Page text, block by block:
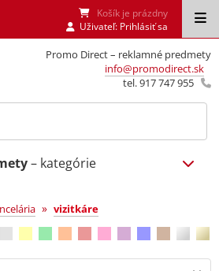
Promo Direct – reklamné predmety
info@promodirect.sk
tel. 917 747 955
Košík je prázdny
Uživateľ: Prihlásiť sa
– kategórie
» vizitkáre